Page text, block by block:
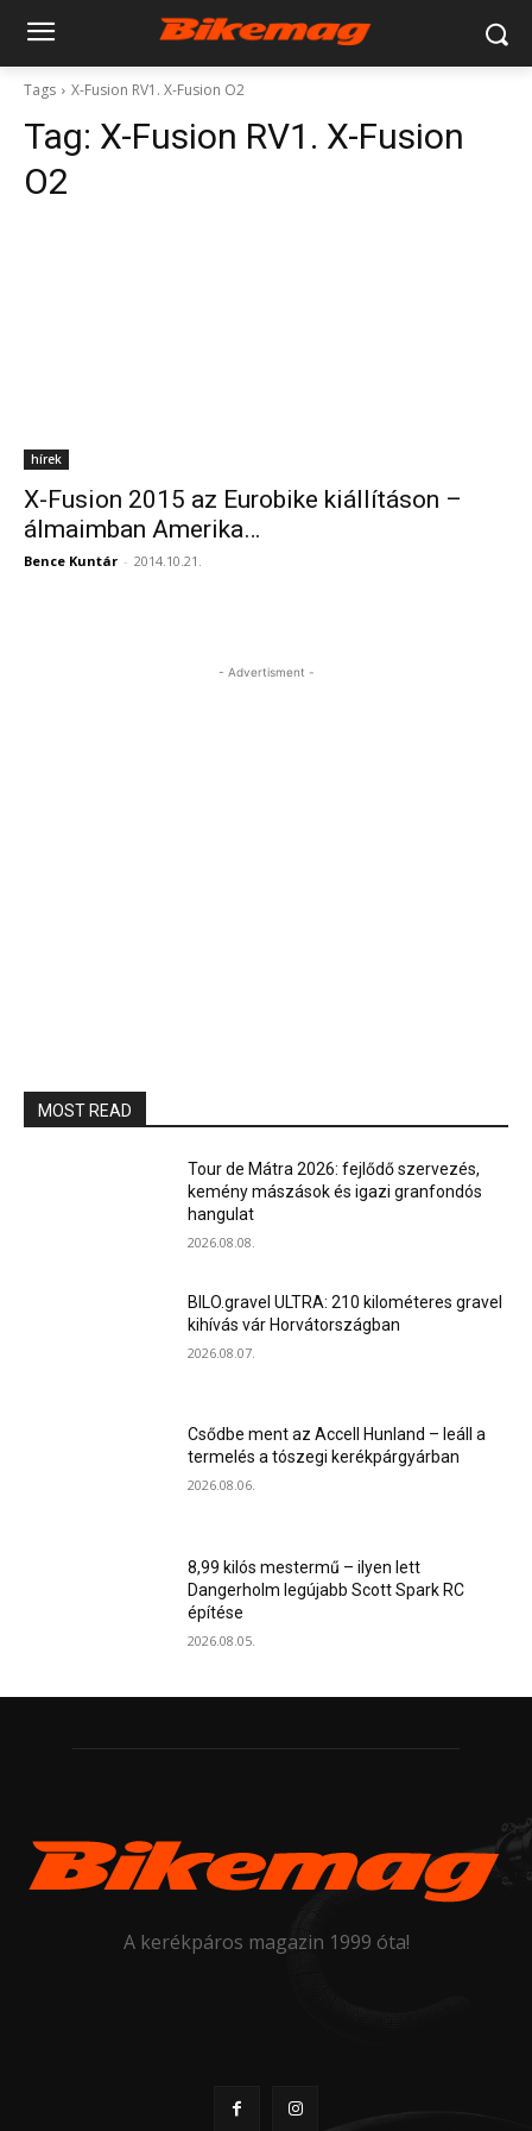
Tags X-Fusion RV1. X-Fusion O2
Tag: X-Fusion RV1. X-Fusion
O2
hírek
X-Fusion 2015 az Eurobike kiállításon –
álmaimban Amerika…
Bence Kuntár - 2014.10.21.
- Advertisment -
MOST READ
Tour de Mátra 2026: fejlődő szervezés,
kemény mászások és igazi granfondós
hangulat
2026.08.08.
BILO.gravel ULTRA: 210 kilométeres gravel
kihívás vár Horvátországban
2026.08.07.
Csődbe ment az Accell Hunland – leáll a
termelés a tószegi kerékpárgyárban
2026.08.06.
8,99 kilós mestermű – ilyen lett
Dangerholm legújabb Scott Spark RC
építése
2026.08.05.
A kerékpáros magazin 1999 óta!